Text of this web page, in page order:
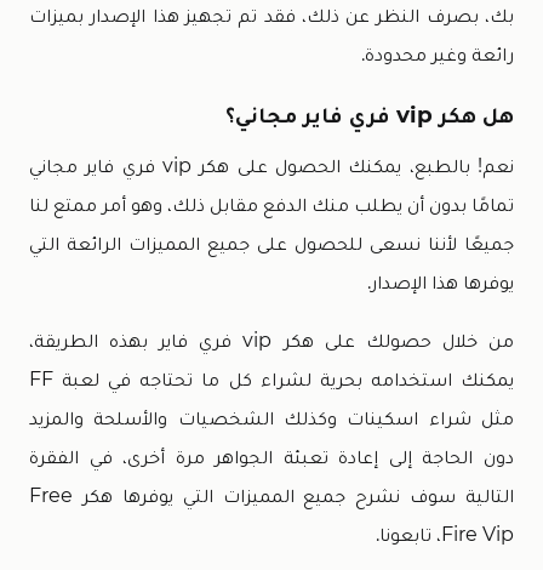
بك، بصرف النظر عن ذلك، فقد تم تجهيز هذا الإصدار بميزات
رائعة وغير محدودة.
هل هكر vip فري فاير مجاني؟
نعم! بالطبع، يمكنك الحصول على هكر vip فري فاير مجاني
تمامًا بدون أن يطلب منك الدفع مقابل ذلك، وهو أمر ممتع لنا
جميعًا لأننا نسعى للحصول على جميع المميزات الرائعة التي
يوفرها هذا الإصدار.
من خلال حصولك على هكر vip فري فاير بهذه الطريقة،
يمكنك استخدامه بحرية لشراء كل ما تحتاجه في لعبة FF
مثل شراء اسكينات وكذلك الشخصيات والأسلحة والمزيد
دون الحاجة إلى إعادة تعبئة الجواهر مرة أخرى، في الفقرة
التالية سوف نشرح جميع المميزات التي يوفرها هكر Free
Fire Vip، تابعونا.